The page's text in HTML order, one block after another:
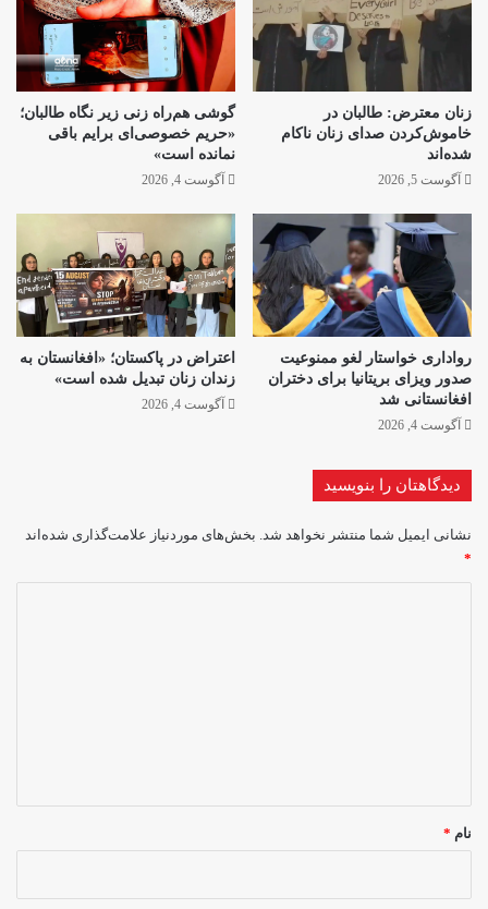
زنان معترض: طالبان در
خاموش‌کردن صدای زنان ناکام
شده‌اند
آگوست 5, 2026
گوشی هم‌راه زنی زیر نگاه طالبان؛
«حریم خصوصی‌ای برایم باقی
نمانده است»
آگوست 4, 2026
رواداری خواستار لغو ممنوعیت
صدور ویزای بریتانیا برای دختران
افغانستانی شد
آگوست 4, 2026
اعتراض در پاکستان؛ «افغانستان به
زندان زنان تبدیل شده است»
آگوست 4, 2026
دیدگاهتان را بنویسید
نشانی ایمیل شما منتشر نخواهد شد. بخش‌های موردنیاز علامت‌گذاری شده‌اند
*
نام *